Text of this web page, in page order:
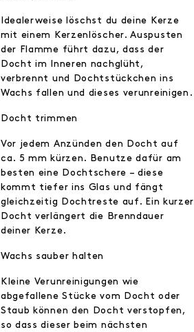
Idealerweise löschst du deine Kerze
mit einem Kerzenlöscher. Auspusten
der Flamme führt dazu, dass der
Docht im Inneren nachglüht,
verbrennt und Dochtstückchen ins
Wachs fallen und dieses verunreinigen.
Docht trimmen
Vor jedem Anzünden den Docht auf
ca. 5 mm kürzen. Benutze dafür am
besten eine Dochtschere – diese
kommt tiefer ins Glas und fängt
gleichzeitig Dochtreste auf. Ein kurzer
Docht verlängert die Brenndauer
deiner Kerze.
Wachs sauber halten
Kleine Verunreinigungen wie
abgefallene Stücke vom Docht oder
Staub können den Docht verstopfen,
so dass dieser beim nächsten